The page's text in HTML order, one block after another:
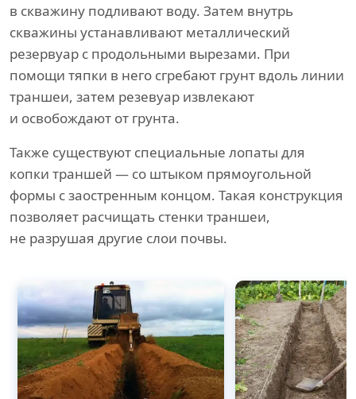
в скважину подливают воду. Затем внутрь
скважины устанавливают металлический
резервуар с продольными вырезами. При
помощи тяпки в него сгребают грунт вдоль линии
траншеи, затем резевуар извлекают
и освобождают от грунта.
Также существуют специальные лопаты для
копки траншей — со штыком прямоугольной
формы с заостренным концом. Такая конструкция
позволяет расчищать стенки траншеи,
не разрушая другие слои почвы.